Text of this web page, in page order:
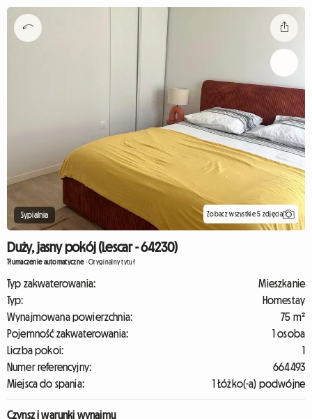
Sypialnia Zobacz wszystkie 5 zdjęcia
Duży, jasny pokój (Lescar - 64230)
Tłumaczenie automatyczne-Oryginalny tytuł
Typ zakwaterowania:
Mieszkanie
Typ:
Homestay
Wynajmowana powierzchnia:
75 m²
Pojemność zakwaterowania:
1 osoba
Liczba pokoi:
1
Numer referencyjny:
664493
Miejsca do spania:
1 Łóżko(-a) podwójne
Czynsz i warunki wynajmu